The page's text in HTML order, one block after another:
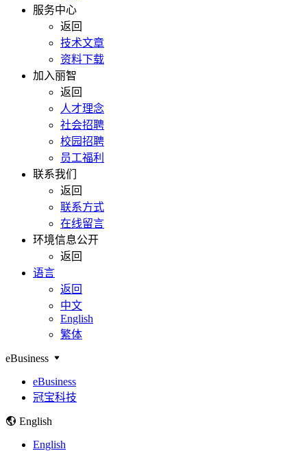
服务中心
返回
技术文章
资料下载
加入丽智
返回
人才理念
社会招聘
校园招聘
员工福利
联系我们
返回
联系方式
在线留言
环境信息公开
返回
语言
返回
中文
English
繁体
eBusiness
eBusiness
冠宝科技
English
English